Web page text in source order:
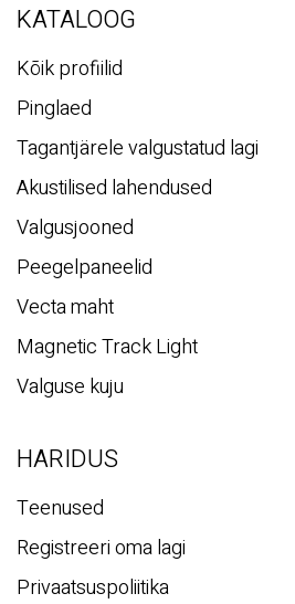
KATALOOG
Kõik profiilid
Pinglaed
Tagantjärele valgustatud lagi
Akustilised lahendused
Valgusjooned
Peegelpaneelid
Vecta maht
Magnetic Track Light
Valguse kuju
HARIDUS
Teenused
Registreeri oma lagi
Privaatsuspoliitika